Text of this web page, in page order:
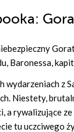
:
Baronessa,
wydarzeniach z
Niestety,
a rywalizujące
tu uczciwego